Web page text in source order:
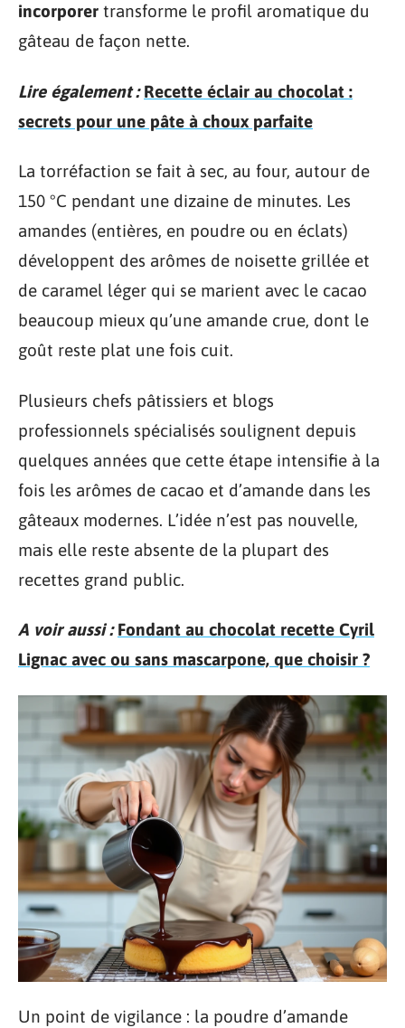
incorporer transforme le profil aromatique du
gâteau de façon nette.
Lire également : Recette éclair au chocolat :
secrets pour une pâte à choux parfaite
La torréfaction se fait à sec, au four, autour de
150 °C pendant une dizaine de minutes. Les
amandes (entières, en poudre ou en éclats)
développent des arômes de noisette grillée et
de caramel léger qui se marient avec le cacao
beaucoup mieux qu’une amande crue, dont le
goût reste plat une fois cuit.
Plusieurs chefs pâtissiers et blogs
professionnels spécialisés soulignent depuis
quelques années que cette étape intensifie à la
fois les arômes de cacao et d’amande dans les
gâteaux modernes. L’idée n’est pas nouvelle,
mais elle reste absente de la plupart des
recettes grand public.
A voir aussi : Fondant au chocolat recette Cyril
Lignac avec ou sans mascarpone, que choisir ?
Un point de vigilance : la poudre d’amande